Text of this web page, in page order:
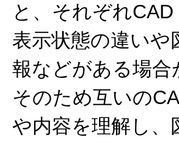
と、それぞれ
表示状態の違いや
報などがある場合
そのため互いの
や内容を理解し、